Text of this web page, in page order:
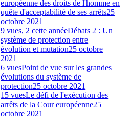
européenne des droits de l'homme en
quête d'acceptabilité de ses arrêts25
octobre 2021
9 vues, 2 cette annéeDébats 2 : Un
système de protection entre
évolution et mutation25 octobre
2021
6 vuesPoint de vue sur les grandes
évolutions du système de
protection25 octobre 2021
15 vuesLe défi de l'exécution des
arrêts de la Cour européenne25
octobre 2021